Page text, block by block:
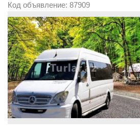
Код объявление: 87909